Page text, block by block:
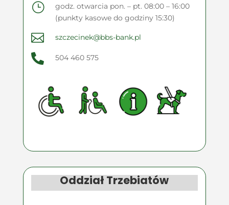
}
godz. otwarcia pon. – pt. 08:00 – 16:00
(punkty kasowe do godziny 15:30)
 szczecinek@bbs-bank.pl
 504 460 575
Oddział Trzebiatów